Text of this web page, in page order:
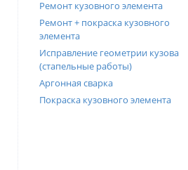
Ремонт кузовного элемента
Ремонт + покраска кузовного
элемента
Исправление геометрии кузова
(стапельные работы)
Аргонная сварка
Покраска кузовного элемента